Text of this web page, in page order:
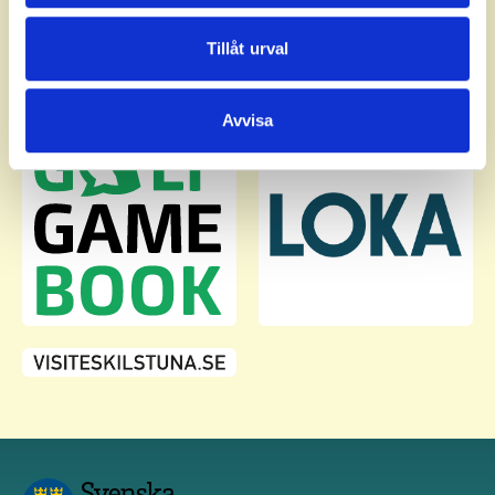
annons- och analysföretag som vi samarbetar med.
Dessa kan i sin tur kombinera informationen med annan
Tillåt urval
Avvisa